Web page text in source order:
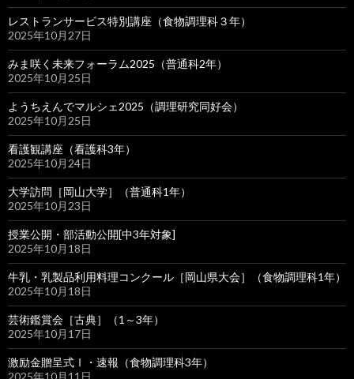
レストランサービス特別講座（食物調理科３年）
2025年10月27日
みま咲く未来フォーラム2025（普通科2年）
2025年10月25日
ようちえんでマルシェ2025（調理研究同好会）
2025年10月25日
看護観講座（看護科3年）
2025年10月24日
大学訪問［岡山大学］（普通科1年）
2025年10月23日
授業公開・部活動公開[中3年対象]
2025年10月18日
牛乳・乳製品利用料理コンクール［岡山県大会］（食物調理科1年）
2025年10月18日
芸術鑑賞会［古典］（1～3年）
2025年10月17日
激励金贈呈式Ⅰ・速報（食物調理科3年）
2025年10月11日